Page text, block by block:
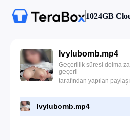
1024GB
Ivylubomb.mp4
Geçerlilik süresi dolma
geçerli
tarafından yapılan
Ivylubomb.mp4